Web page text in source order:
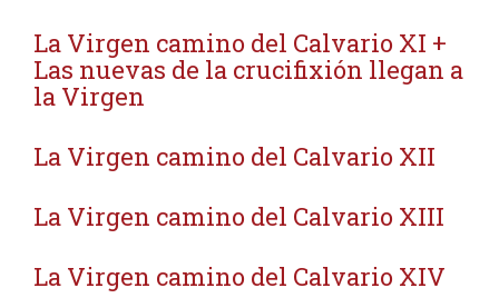
La Virgen camino del Calvario XI +
Las nuevas de la crucifixión llegan a
la Virgen
La Virgen camino del Calvario XII
La Virgen camino del Calvario XIII
La Virgen camino del Calvario XIV